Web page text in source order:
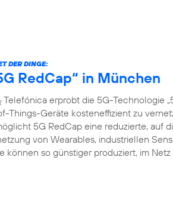
DER DINGE:
RedCap“ in München
Telefónica erprobt die 5G-Technologie
Things-Geräte kosteneffizient zu
5G RedCap eine reduzierte, auf
von Wearables, industriellen
können so günstiger produziert, im